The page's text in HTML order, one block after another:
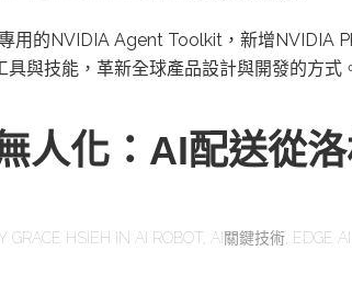
用的NVIDIA Agent Toolkit，新增NVIDIA
具與技能，革新全球產品設計與開發的方式
人化：AI配送從
GRACE HSIEH IN AI ROBOT AI關鍵技術 EDGE AI